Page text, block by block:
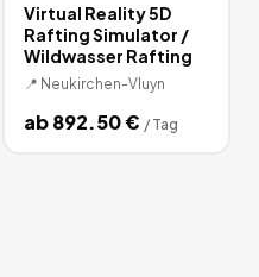
Virtual Reality 5D
Rafting Simulator /
Wildwasser Rafting
📍 Neukirchen-Vluyn
ab892.50€ / Tag